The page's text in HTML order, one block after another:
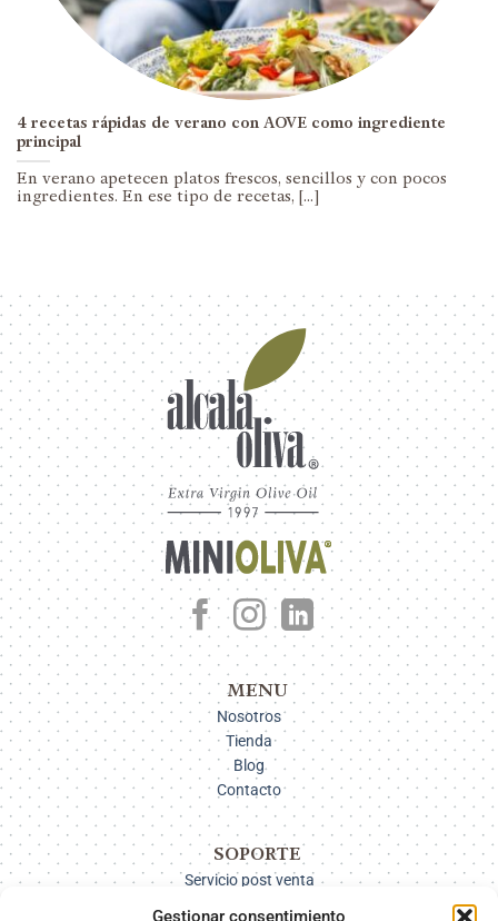
4 recetas rápidas de verano con AOVE como ingrediente
principal
En verano apetecen platos frescos, sencillos y con pocos
ingredientes. En ese tipo de recetas, [...]
MENU
Nosotros
Tienda
Blog
Contacto
SOPORTE
Servicio post venta